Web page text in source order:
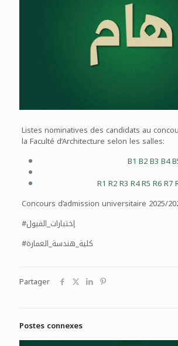
Listes nominatives des candidats au
la Faculté d’Architecture selon les salles:
B1 B2B3 B4
R1 R2R3 R4R5 R6R7
Concours d’admission universitaire 2025/
#إختبارات_القبول
#كلية_هندسة_العمارة
Partager
Postes connexes